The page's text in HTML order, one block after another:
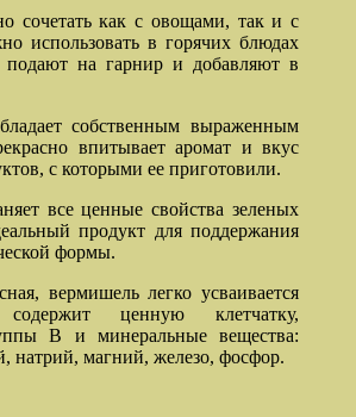
сочетать как с овощами, так и с
использовать в горячих блюдах
подают на гарнир и добавляют в
собственным выраженным
впитывает аромат и вкус
с которыми ее приготовили.
все ценные свойства зеленых
продукт для поддержания
формы.
вермишель легко усваивается
содержит ценную клетчатку,
В и минеральные вещества:
натрий, магний, железо, фосфор.